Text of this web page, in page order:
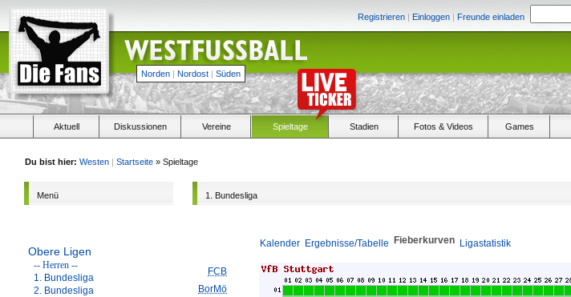
Registrieren | Einloggen | Freunde einladen
Norden | Nordost | Süden
Aktuell Diskussionen Vereine Spieltage Stadien Fotos & Videos Games
Du bist hier: Westen | Startseite » Spieltage
Menü
Obere Ligen
-- Herren --
1. Bundesliga
2. Bundesliga
1. Bundesliga
Kalender Ergebnisse/Tabelle Fieberkurven Ligastatistik
FCB
BorMö